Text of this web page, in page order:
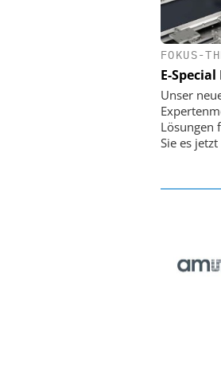
FOKUS-
E-
Unser
Lösungen
Sie es